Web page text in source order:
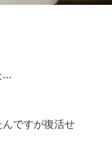
…
ですが復活せ